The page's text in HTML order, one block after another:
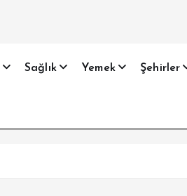
Sağlık Yemek Şehirler